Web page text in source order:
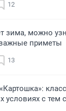
12
зима, можно
приметы
13
условиях с тем